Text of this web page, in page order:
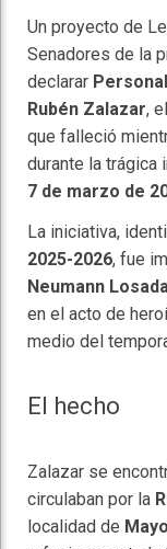
Un proyecto de
Senadores de la
declarar
Rubén Zalazar,
que falleció
durante la trágica
7 de marzo de
La iniciativa,
2025-2026, fue
Neumann Losada
en el acto de
medio del
El hecho
Zalazar se
circulaban por la
localidad de